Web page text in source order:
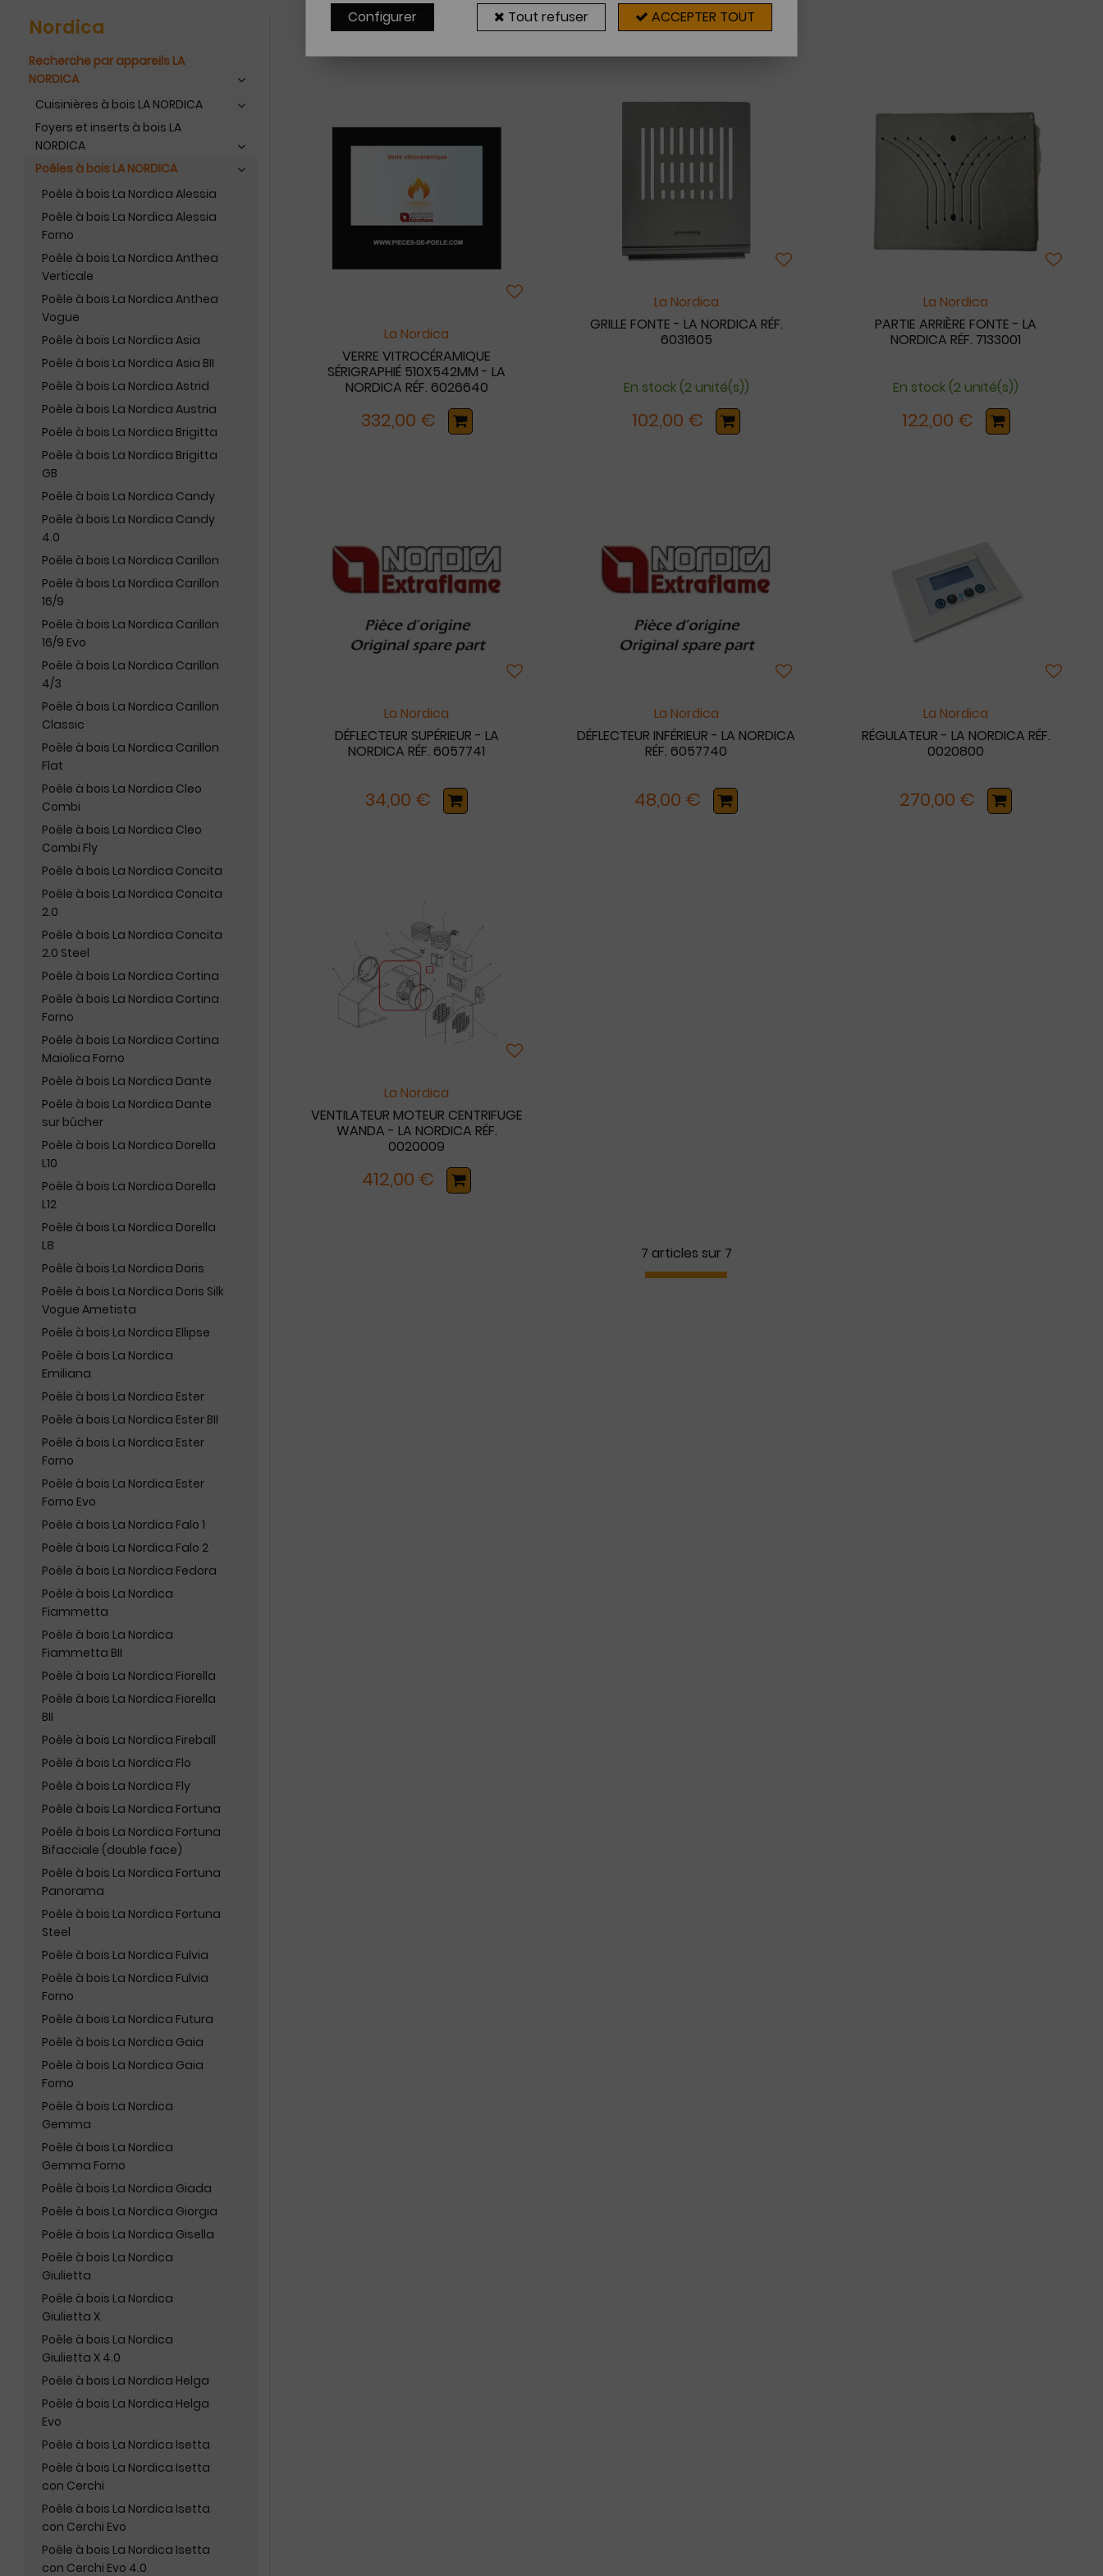
Nordica
Recherche par appareils LA
NORDICA
Cuisinières à bois LA NORDICA
Foyers et inserts à bois LA
NORDICA
Poêles à bois LA NORDICA
Poêle à bois La Nordica Alessia
Poêle à bois La Nordica Alessia
Forno
Poêle à bois La Nordica Anthea
Verticale
Poêle à bois La Nordica Anthea
Vogue
Poêle à bois La Nordica Asia
Poêle à bois La Nordica Asia BII
Poêle à bois La Nordica Astrid
Poêle à bois La Nordica Austria
Poêle à bois La Nordica Brigitta
Poêle à bois La Nordica Brigitta
GB
Poêle à bois La Nordica Candy
Poêle à bois La Nordica Candy
4.0
Poêle à bois La Nordica Carillon
Poêle à bois La Nordica Carillon
16/9
Poêle à bois La Nordica Carillon
16/9 Evo
Poêle à bois La Nordica Carillon
4/3
Poêle à bois La Nordica Carillon
Classic
Poêle à bois La Nordica Carillon
Flat
Poêle à bois La Nordica Cleo
Combi
Poêle à bois La Nordica Cleo
Combi Fly
Poêle à bois La Nordica Concita
Poêle à bois La Nordica Concita
2.0
Poêle à bois La Nordica Concita
2.0 Steel
Poêle à bois La Nordica Cortina
Poêle à bois La Nordica Cortina
Forno
Poêle à bois La Nordica Cortina
Maiolica Forno
Poêle à bois La Nordica Dante
Poêle à bois La Nordica Dante
sur bûcher
Poêle à bois La Nordica Dorella
L10
Poêle à bois La Nordica Dorella
L12
Poêle à bois La Nordica Dorella
L8
Poêle à bois La Nordica Doris
Poêle à bois La Nordica Doris Silk
Vogue Ametista
Poêle à bois La Nordica Ellipse
Poêle à bois La Nordica
Emiliana
Poêle à bois La Nordica Ester
Poêle à bois La Nordica Ester BII
Poêle à bois La Nordica Ester
Forno
Poêle à bois La Nordica Ester
Forno Evo
Poêle à bois La Nordica Falo 1
Poêle à bois La Nordica Falo 2
Poêle à bois La Nordica Fedora
Poêle à bois La Nordica
Fiammetta
Poêle à bois La Nordica
Fiammetta BII
Poêle à bois La Nordica Fiorella
Poêle à bois La Nordica Fiorella
BII
Poêle à bois La Nordica Fireball
Poêle à bois La Nordica Flo
Poêle à bois La Nordica Fly
Poêle à bois La Nordica Fortuna
Poêle à bois La Nordica Fortuna
Bifacciale (double face)
Poêle à bois La Nordica Fortuna
Panorama
Poêle à bois La Nordica Fortuna
Steel
Poêle à bois La Nordica Fulvia
Poêle à bois La Nordica Fulvia
Forno
Poêle à bois La Nordica Futura
Poêle à bois La Nordica Gaia
Poêle à bois La Nordica Gaia
Forno
Poêle à bois La Nordica
Gemma
Poêle à bois La Nordica
Gemma Forno
Poêle à bois La Nordica Giada
Poêle à bois La Nordica Giorgia
Poêle à bois La Nordica Gisella
Poêle à bois La Nordica
Giulietta
Poêle à bois La Nordica
Giulietta X
Poêle à bois La Nordica
Giulietta X 4.0
Poêle à bois La Nordica Helga
Poêle à bois La Nordica Helga
Evo
Poêle à bois La Nordica Isetta
Poêle à bois La Nordica Isetta
con Cerchi
Poêle à bois La Nordica Isetta
con Cerchi Evo
Poêle à bois La Nordica Isetta
con Cerchi Evo 4.0
7 articles sur7
La Nordica
VERRE VITROCÉRAMIQUE
SÉRIGRAPHIÉ 510X542MM - LA
NORDICA RÉF. 6026640
332,00 €
La Nordica
GRILLE FONTE - LA NORDICA RÉF.
6031605
En stock (2 unité(s))
102,00 €
La Nordica
PARTIE ARRIÈRE FONTE - LA
NORDICA RÉF. 7133001
En stock (2 unité(s))
122,00 €
La Nordica
DÉFLECTEUR SUPÉRIEUR - LA
NORDICA RÉF. 6057741
34,00 €
La Nordica
DÉFLECTEUR INFÉRIEUR - LA NORDICA
RÉF. 6057740
48,00 €
La Nordica
RÉGULATEUR - LA NORDICA RÉF.
0020800
270,00 €
La Nordica
VENTILATEUR MOTEUR CENTRIFUGE
WANDA - LA NORDICA RÉF.
0020009
412,00 €
7 articles sur 7
Configurer Tout refuser ACCEPTER TOUT